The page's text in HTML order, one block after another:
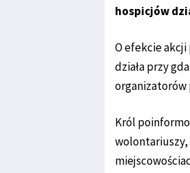
hospicjów
O efekcie
działa przy
organizatorów
Król
wolontariuszy,